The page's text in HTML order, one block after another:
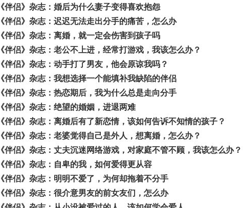
《伴侣》杂志：婚后为什么妻子变得喜欢抱怨
《伴侣》杂志：迟迟无法走出分手的痛苦，怎么办
《伴侣》杂志：离婚，就一定会伤害到孩子吗
《伴侣》杂志：老公不上进，经常打游戏，我该怎么办？
《伴侣》杂志：动手打了男友，他会原谅我吗？
《伴侣》杂志：我想选择一个能填补我缺陷的伴侣
《伴侣》杂志：热恋期后，我为什么总是走向分手
《伴侣》杂志：绝望的婚姻，进退两难
《伴侣》杂志：离婚后有了新恋情，该如何告诉不知情的孩子？
《伴侣》杂志：老婆觉得自己是外人，想离婚，怎么办？
《伴侣》杂志：丈夫沉迷网络游戏，对家庭不管不顾，我该怎么办？
《伴侣》杂志：自卑的我，如何爱得更从容
《伴侣》杂志：明明不爱了，为何却拖着不分手
《伴侣》杂志：很介意男友的前女友们，怎么办